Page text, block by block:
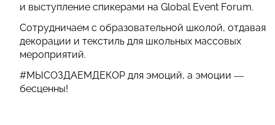
и выступление спикерами на Global Event Forum.
Сотрудничаем с образовательной школой, отдавая
декорации и текстиль для школьных массовых
мероприятий.
#МЫСОЗДАЕМДЕКОР для эмоций, а эмоции —
бесценны!